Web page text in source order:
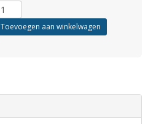
Toevoegen aan winkelwagen